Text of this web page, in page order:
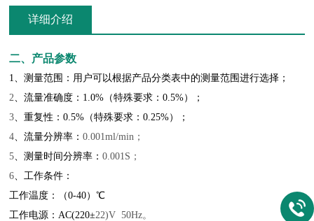
详细介绍
二、产品参数
1、测量范围：用户可以根据产品分类表中的测量范围进行选择；
2、流量准确度： 1.0% （特殊要求：0.5%）；
3、重复性：0.5% （特殊要求：0.25%）；
4、流量分辨率：0.001ml/min；
5、测量时间分辨率：0.001S；
6、工作条件：
工作温度：（0-40）℃
工作电源：AC(220±22)V 50Hz。